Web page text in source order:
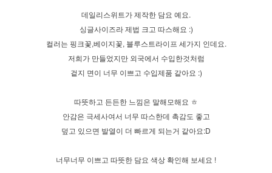
데일리스위트가 제작한 담요 예요.
싱글사이즈라 제법 크고 따스해요 :)
컬러는 핑크꽃,베이지꽃, 블루스트라이프 세가지 인데요.
저희가 만들었지만 외국에서 수입한것처럼
겉지 면이 너무 이쁘고 수입제품 같아요 :)
따뜻하고 든든한 느낌은 말해모해요 ㅎ
안감은 극세사여서 너무 따스한데 촉감도 좋고
덮고 있으면 발열이 더 빠르게 되는거 같아요:D
너무너무 이쁘고 따뜻한 담요 색상 확인해 보세요 !